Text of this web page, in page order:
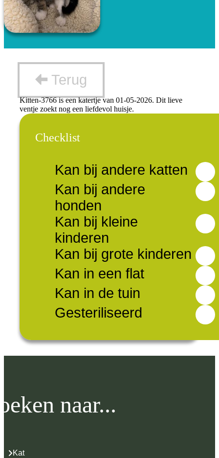
Terug
Kitten-3766 is een katertje van 01-05-2026. Dit lieve
ventje zoekt nog een liefdevol huisje.
Checklist
Kan bij andere katten
Kan bij andere
honden
Kan bij kleine
kinderen
Kan bij grote kinderen
Kan in een flat
Kan in de tuin
Gesteriliseerd
naar...
Kat